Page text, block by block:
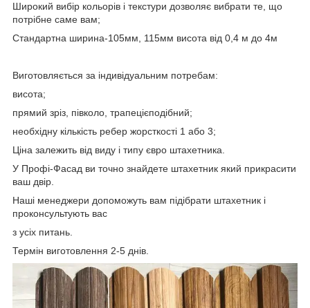
Широкий вибір кольорів і текстури дозволяє вибрати те, що
потрібне саме вам;
Стандартна ширина-105мм, 115мм висота від 0,4 м до 4м
Виготовляється за індивідуальним потребам:
висота;
прямий зріз, півколо, трапецієподібний;
необхідну кількість ребер жорсткості 1 або 3;
Ціна залежить від виду і типу євро штахетника.
У Профі-Фасад ви точно знайдете штахетник який прикрасити
ваш двір.
Наші менеджери допоможуть вам підібрати штахетник і
проконсультують вас
з усіх питань.
Термін виготовлення 2-5 днів.